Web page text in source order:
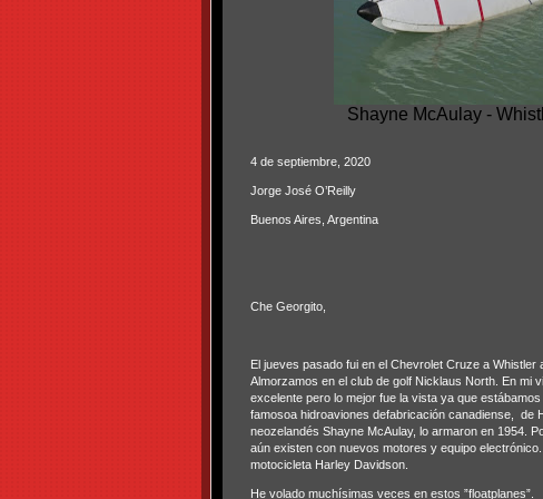
Shayne McAulay -
4 de septiembre, 2020
Jorge José O’Reilly
Buenos Aires, Argentina
Che Georgito,
El jueves pasado fui en el Chevrolet Cruze a
Almorzamos en el club de golf Nicklaus North. En mi
excelente pero lo mejor fue la vista ya que
famosoa hidroaviones defabricación canadiense,
de
neozelandés Shayne McAulay, lo armaron en 1954.
aún existen con nuevos motores y equipo
motocicleta Harley Davidson.
He volado muchísimas veces en estos ”floatplanes”.